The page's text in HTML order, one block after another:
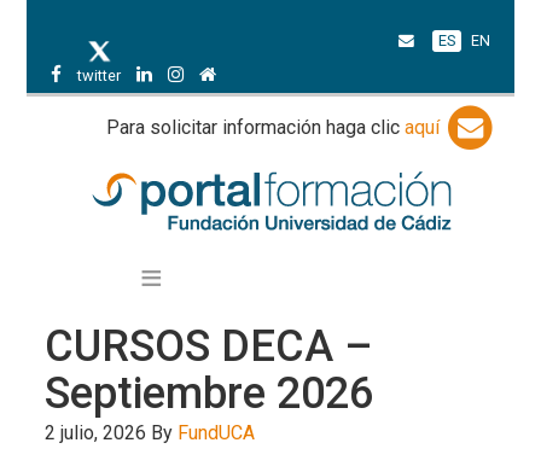
twitter
ES EN
Para solicitar información haga clic aquí
CURSOS DECA –
Septiembre 2026
2 julio, 2026 By FundUCA